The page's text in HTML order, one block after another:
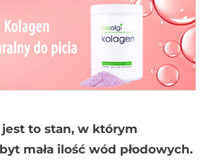
jest to stan, w którym
mała ilość wód płodowych.